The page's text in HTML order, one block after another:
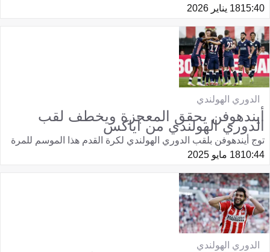
15:4018 يناير 2026
الدوري الهولندي
أيندهوفن يحقق المعجزة ويخطف لقب
الدوري الهولندي من أياكس
توج أيندهوفن بلقب الدوري الهولندي لكرة القدم هذا الموسم للمرة
10:4418 مايو 2025
الدوري الهولندي